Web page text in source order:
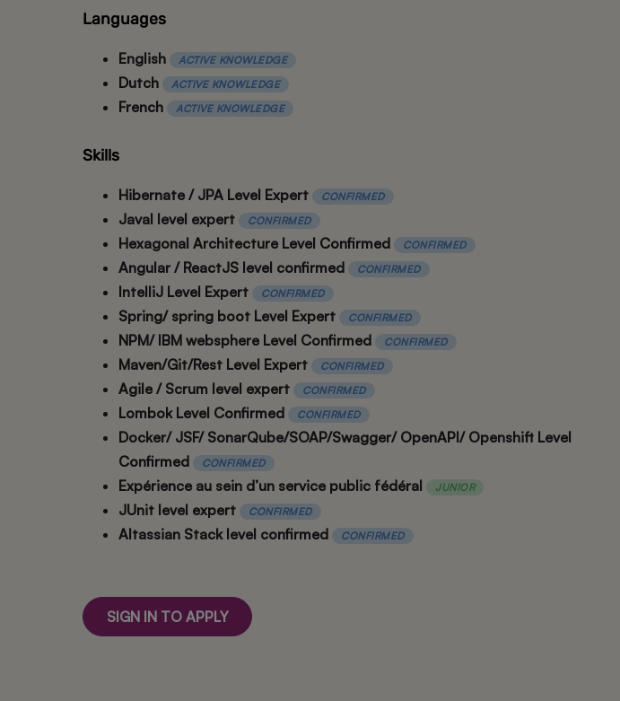
Languages
English ACTIVE KNOWLEDGE
Dutch ACTIVE KNOWLEDGE
French ACTIVE KNOWLEDGE
Skills
Hibernate / JPA Level Expert CONFIRMED
Javal level expert CONFIRMED
Hexagonal Architecture Level Confirmed CONFIRMED
Angular / ReactJS level confirmed CONFIRMED
IntelliJ Level Expert CONFIRMED
Spring/ spring boot Level Expert CONFIRMED
NPM/ IBM websphere Level Confirmed CONFIRMED
Maven/Git/Rest Level Expert CONFIRMED
Agile / Scrum level expert CONFIRMED
Lombok Level Confirmed CONFIRMED
Docker/ JSF/ SonarQube/SOAP/Swagger/ OpenAPI/ Openshift Level
Confirmed
CONFIRMED
Expérience au sein d’un service public fédéral JUNIOR
JUnit level expert CONFIRMED
Altassian Stack level confirmed CONFIRMED
SIGN IN TO APPLY